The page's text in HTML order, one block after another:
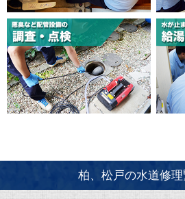
柏、松戸の水道修